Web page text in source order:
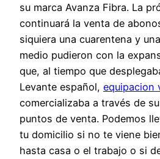
su marca Avanza Fibra. La
continuará la venta de
siquiera una cuarentena y
medio pudieron con la
que, al tiempo que
Levante español, equipacion
comercializaba a través de
puntos de venta. Podemos
tu domicilio si no te viene
hasta casa o el trabajo o si